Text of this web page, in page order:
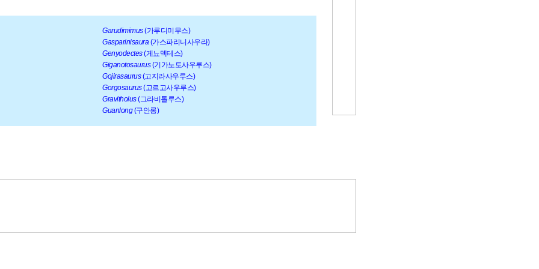
Garudimimus(가루디미무스)
Gasparinisaura(가스파리니사우라)
Genyodectes(게뇨덱테스)
Giganotosaurus(기가노토사우루스)
Gojirasaurus(고지라사우루스)
Gorgosaurus(고르고사우루스)
Gravitholus(그라비톨루스)
Guanlong(구안롱)